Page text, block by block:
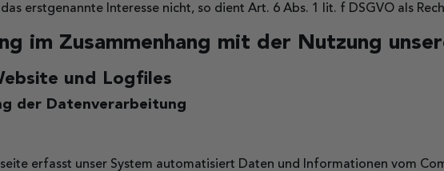
erstgenannte Interesse nicht, so dient Art. 6 Abs. 1 lit. f DSGVO als
im Zusammenhang mit der Nutzung
und Logfiles
der Datenverarbeitung
erfasst unser System automatisiert Daten und Informationen vom